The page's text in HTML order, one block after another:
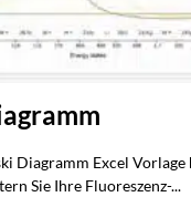
Diagramm Excel
Sie Ihre Fluoreszenz-...